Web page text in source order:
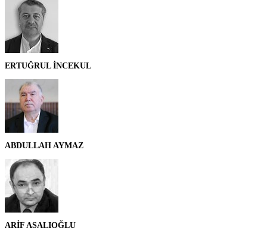
ERTUĞRUL İNCEKUL
ABDULLAH AYMAZ
ARİF ASALIOĞLU